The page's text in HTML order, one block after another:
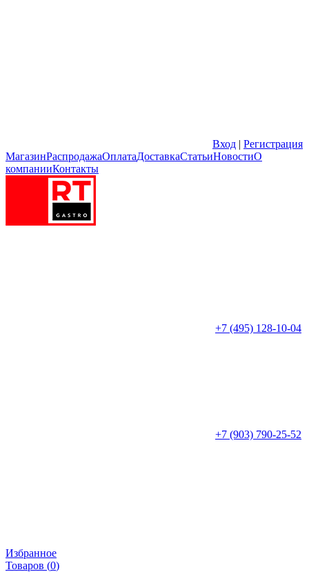
Вход | Регистрация
МагазинРаспродажаОплатаДоставкаСтатьиНовостиО
компанииКонтакты
+7 (495) 128-10-04
+7 (903) 790-25-52
Избранное
Товаров (0)